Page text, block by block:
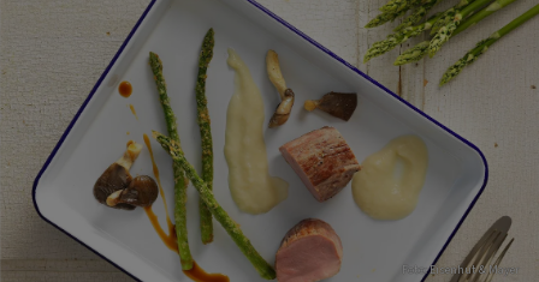
Foto: Eisenhut & Mayer